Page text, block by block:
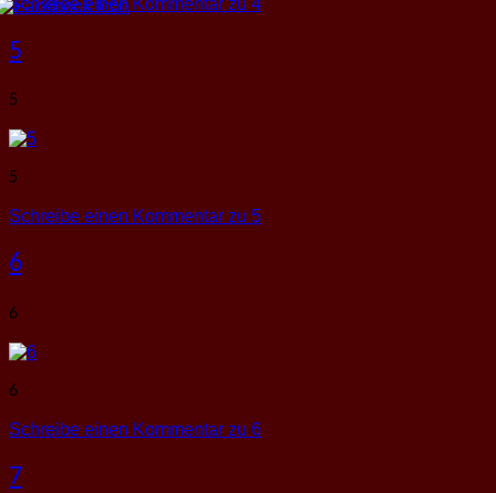
5
5
5
Schreibe einen Kommentar zu 5
6
6
6
Schreibe einen Kommentar zu 6
7